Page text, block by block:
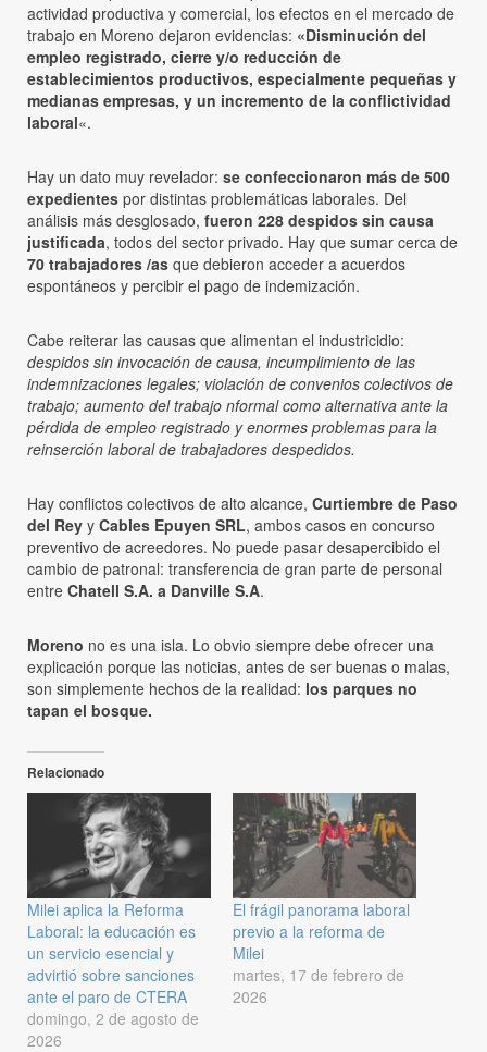
actividad productiva y comercial, los efectos en el mercado de
trabajo en Moreno dejaron evidencias: «Disminución del
empleo registrado, cierre y/o reducción de
establecimientos productivos, especialmente pequeñas y
medianas empresas, y un incremento de la conflictividad
laboral«.
Hay un dato muy revelador: se confeccionaron más de 500
expedientes por distintas problemáticas laborales. Del
análisis más desglosado, fueron 228 despidos sin causa
justificada, todos del sector privado. Hay que sumar cerca de
70 trabajadores /as que debieron acceder a acuerdos
espontáneos y percibir el pago de indemización.
Cabe reiterar las causas que alimentan el industricidio:
despidos sin invocación de causa, incumplimiento de las
indemnizaciones legales; violación de convenios colectivos de
trabajo; aumento del trabajo nformal como alternativa ante la
pérdida de empleo registrado y enormes problemas para la
reinserción laboral de trabajadores despedidos.
Hay conflictos colectivos de alto alcance, Curtiembre de Paso
del Rey y Cables Epuyen SRL, ambos casos en concurso
preventivo de acreedores. No puede pasar desapercibido el
cambio de patronal: transferencia de gran parte de personal
entre Chatell S.A. a Danville S.A.
Moreno no es una isla. Lo obvio siempre debe ofrecer una
explicación porque las noticias, antes de ser buenas o malas,
son simplemente hechos de la realidad: los parques no
tapan el bosque.
Relacionado
Milei aplica la Reforma
Laboral: la educación es
un servicio esencial y
advirtió sobre sanciones
ante el paro de CTERA
domingo, 2 de agosto de
2026
El frágil panorama laboral
previo a la reforma de
Milei
martes, 17 de febrero de
2026